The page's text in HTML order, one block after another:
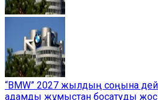
“BMW” 2027 жылдың соңына
адамды жұмыстан босатуды